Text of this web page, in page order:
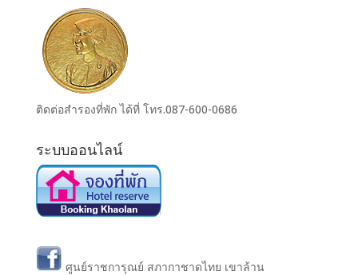
ติดต่อสำรองที่พัก ได้ที่ โทร.087-600-0686
ระบบออนไลน์
ศูนย์ราชการุณย์ สภากาชาดไทย เขาล้าน